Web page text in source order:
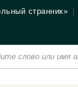
странник»